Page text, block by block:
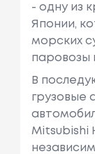
- одну из
Японии,
морских
паровозы
В
грузовые
Mitsubishi